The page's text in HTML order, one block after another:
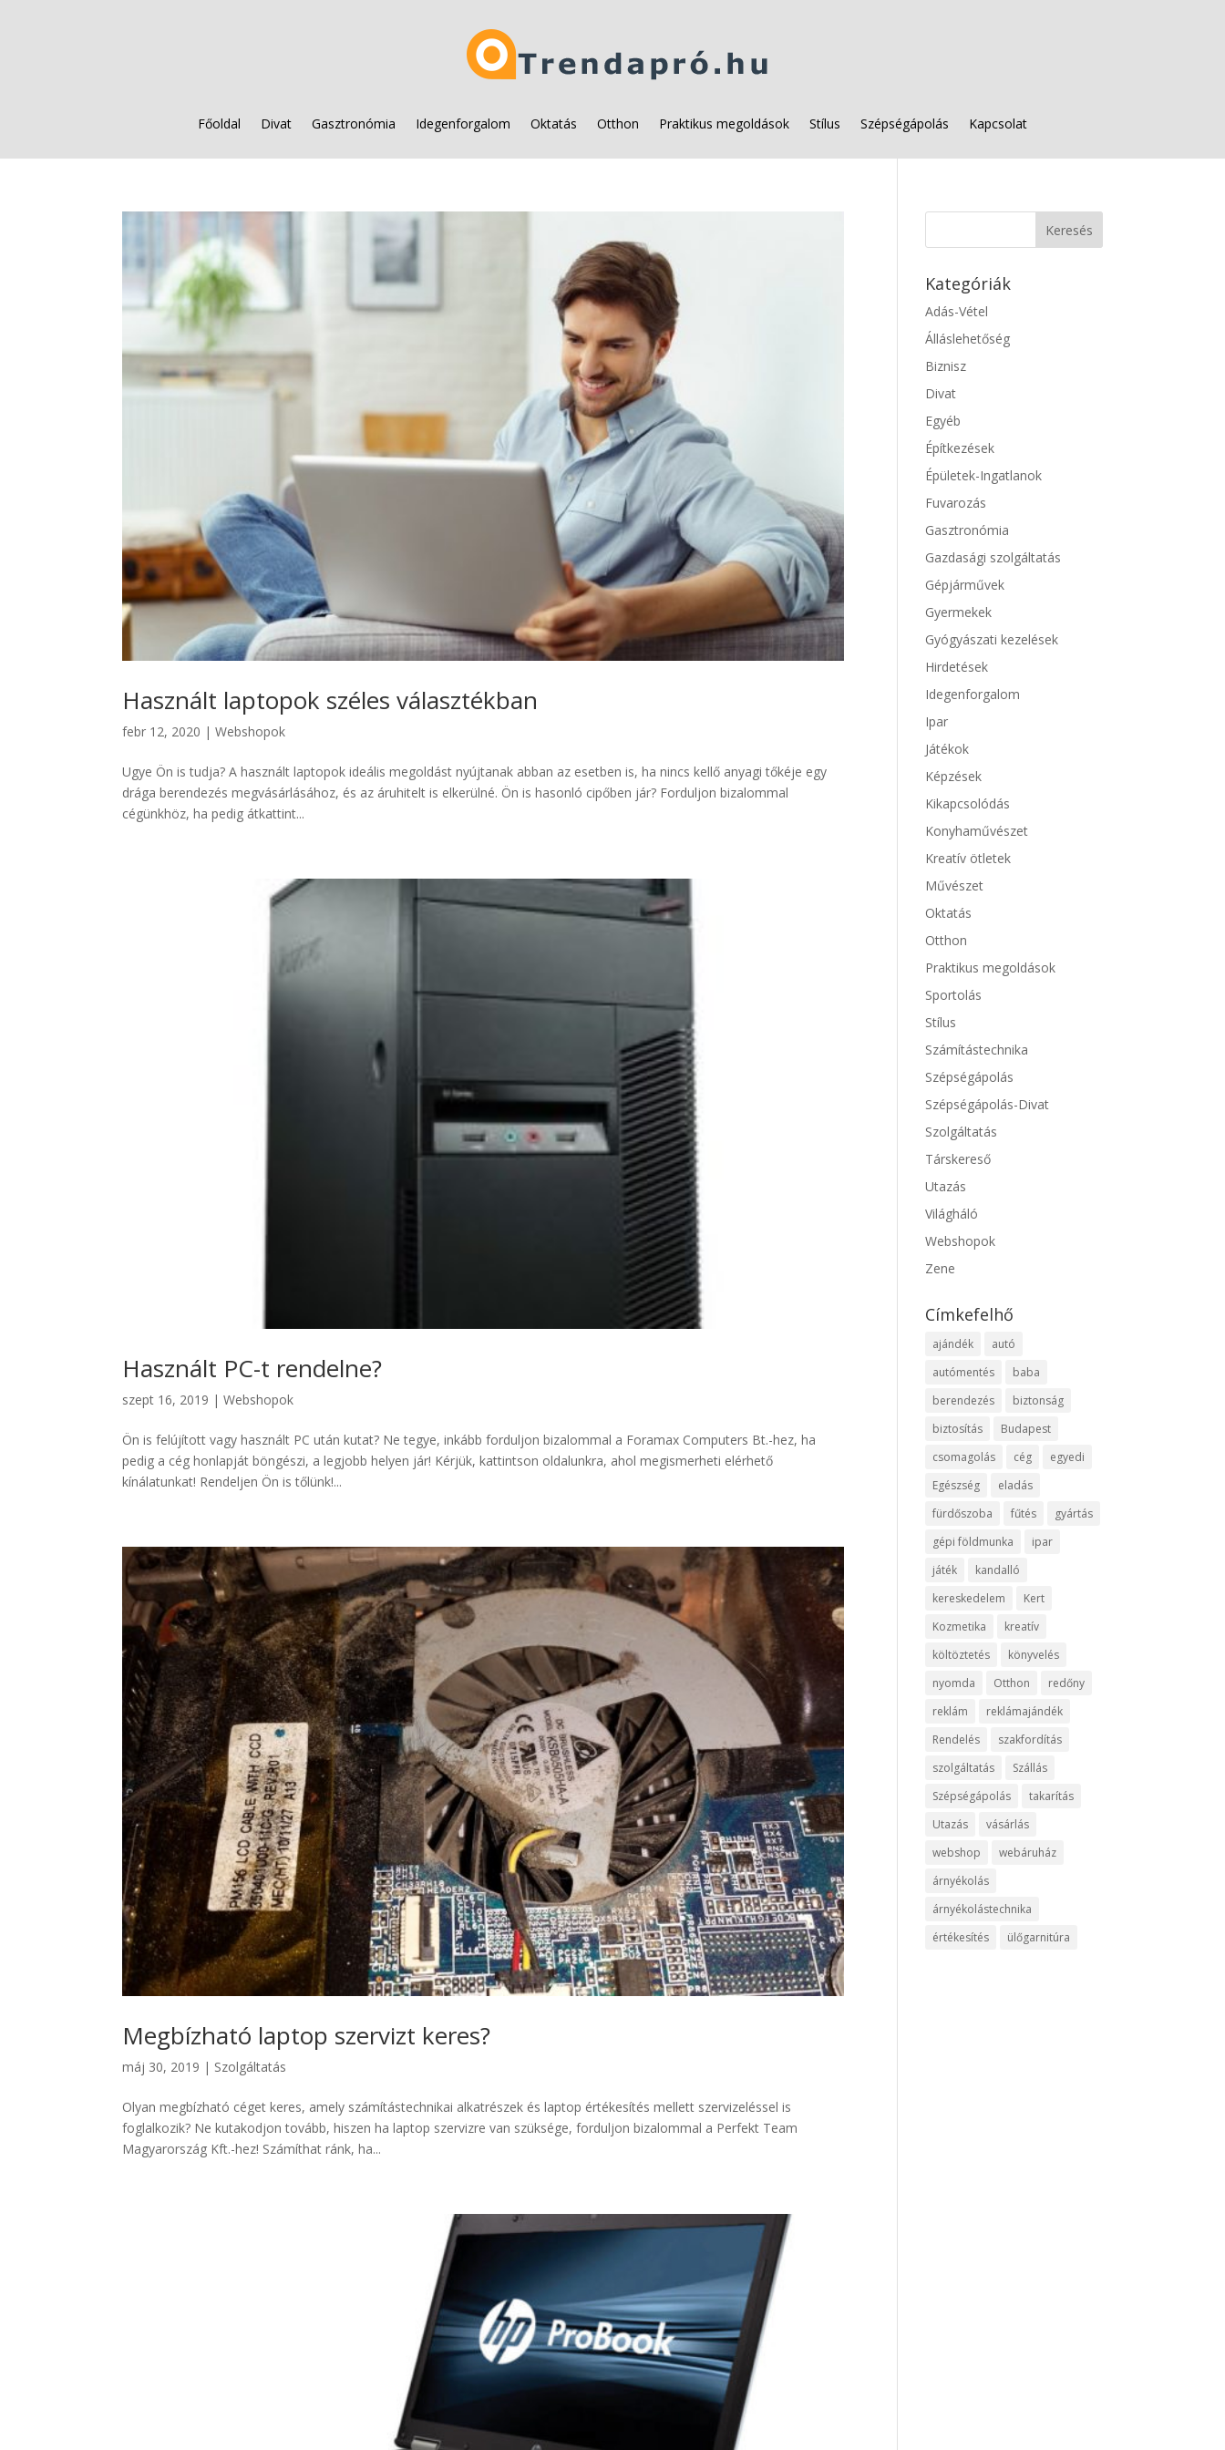
Főoldal Divat Gasztronómia Idegenforgalom Oktatás Otthon Praktikus megoldások Stílus Szépségápolás Kapcsolat
Használt laptopok széles választékban
febr 12, 2020 |Webshopok
Ugye Ön is tudja? A használt laptopok ideális megoldást nyújtanak abban az esetben is, ha nincs kellő anyagi tőkéje egy
drága berendezés megvásárlásához, és az áruhitelt is elkerülné. Ön is hasonló cipőben jár? Forduljon bizalommal
cégünkhöz, ha pedig átkattint...
Használt PC-t rendelne?
szept 16, 2019 |Webshopok
Ön is felújított vagy használt PC után kutat? Ne tegye, inkább forduljon bizalommal a Foramax Computers Bt.-hez, ha
pedig a cég honlapját böngészi, a legjobb helyen jár! Kérjük, kattintson oldalunkra, ahol megismerheti elérhető
kínálatunkat! Rendeljen Ön is tőlünk!...
Megbízható laptop szervizt keres?
máj 30, 2019 | Szolgáltatás
Olyan megbízható céget keres, amely számítástechnikai alkatrészek és laptop értékesítés mellett szervizeléssel is
foglalkozik? Ne kutakodjon tovább, hiszen ha laptop szervizre van szüksége, forduljon bizalommal a Perfekt Team
Magyarország Kft.-hez! Számíthat ránk, ha...
Kategóriák
Adás-Vétel
Álláslehetőség
Biznisz
Divat
Egyéb
Építkezések
Épületek-Ingatlanok
Fuvarozás
Gasztronómia
Gazdasági szolgáltatás
Gépjárművek
Gyermekek
Gyógyászati kezelések
Hirdetések
Idegenforgalom
Ipar
Játékok
Képzések
Kikapcsolódás
Konyhaművészet
Kreatív ötletek
Művészet
Oktatás
Otthon
Praktikus megoldások
Sportolás
Stílus
Számítástechnika
Szépségápolás
Szépségápolás-Divat
Szolgáltatás
Társkereső
Utazás
Világháló
Webshopok
Zene
Címkefelhő
ajándék
autó
autómentés
baba
berendezés
biztonság
biztosítás
Budapest
csomagolás
cég
egyedi
Egészség
eladás
fürdőszoba
fűtés
gyártás
gépi földmunka
ipar
játék
kandalló
kereskedelem
Kert
Kozmetika
kreatív
költöztetés
könyvelés
nyomda
Otthon
redőny
reklám
reklámajándék
Rendelés
szakfordítás
szolgáltatás
Szállás
Szépségápolás
takarítás
Utazás
vásárlás
webshop
webáruház
árnyékolás
árnyékolástechnika
értékesítés
ülőgarnitúra